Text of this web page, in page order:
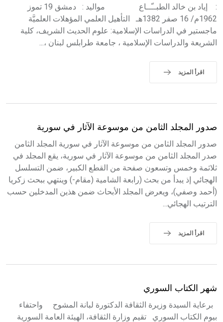
: إياد بن خالد الطبــّــاع مواليد : دمشق 19 تموز
1962م/ 16 صفر 1382هـ التأهيل العلمي المؤهلات العلميَّة
ماجستير في الدراسات الإسلامية: علوم الحديث الشريف، كلية
الشريعة والدراسات الإسلامية ، جامعة طرابلس لبنان ،...
اقرأ المزيد
صدور المجلد الثامن من موسوعة الآثار في سورية
صدور المجلد الثامن من موسوعة الآثار في سورية المجلد الثامن
صدر المجلد الثامن من موسوعة الآثار في سورية، يقع المجلد في
ثلاثمة وخمس وتسعون صفحة من القطع الكبير، ضمن التسلسل
الهجائي إذ يبدأ من بحث (رابعة الشامية (مقام-) وينتهي ببحث زكريا
(أحمد وصفي)، ويعرض المجلد الأبحاث ضمن هذين المدخلين حسب
الترتيب الهجائي...
اقرأ المزيد
شهر الكتاب السوري
برعاية السيدة وزيرة الثقافة الدكتورة لبانة المشوح واحتفاء
بيوم الكتاب السوري تقيم وزارة الثقافة، الهيئة العامة السورية